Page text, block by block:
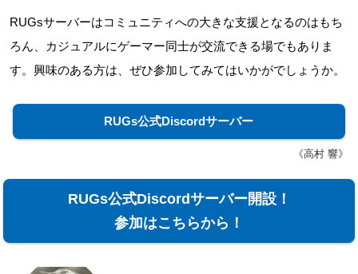
RUGsサーバーはコミュニティへの大きな支援となるのはもち
ろん、カジュアルにゲーマー同士が交流できる場でもありま
す。興味のある方は、ぜひ参加してみてはいかがでしょうか。
RUGs公式Discordサーバー
《高村 響》
RUGs公式Discordサーバー開設！
参加はこちらから！